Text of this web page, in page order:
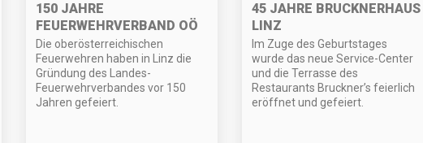
150 JAHRE
FEUERWEHRVERBAND OÖ
Die oberösterreichischen
Feuerwehren haben in Linz die
Gründung des Landes-
Feuerwehrverbandes vor 150
Jahren gefeiert.
45 JAHRE BRUCKNERHAUS
LINZ
Im Zuge des Geburtstages
wurde das neue Service-Center
und die Terrasse des
Restaurants Bruckner’s feierlich
eröffnet und gefeiert.